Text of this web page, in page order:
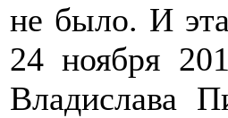
не было. И
24 ноября
Владислава